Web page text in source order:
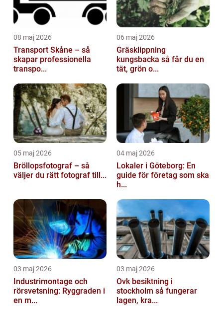
08 maj 2026
Transport Skåne – så
skapar professionella
transpo...
06 maj 2026
Gräsklippning
kungsbacka så får du en
tät, grön o...
05 maj 2026
Bröllopsfotograf – så
väljer du rätt fotograf till...
04 maj 2026
Lokaler i Göteborg: En
guide för företag som ska
h...
03 maj 2026
Industrimontage och
rörsvetsning: Ryggraden i
en m...
03 maj 2026
Ovk besiktning i
stockholm så fungerar
lagen, kra...